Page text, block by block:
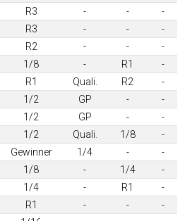
R3 - -
-
R3 - -
-
R2 - -
-
1/8 - R1
-
R1 Quali. R2
-
1/2 GP -
-
1/2 GP -
-
1/2 Quali. 1/8
-
Gewinner 1/4 -
-
1/8 - 1/4
-
1/4 - R1
-
R1 - -
-